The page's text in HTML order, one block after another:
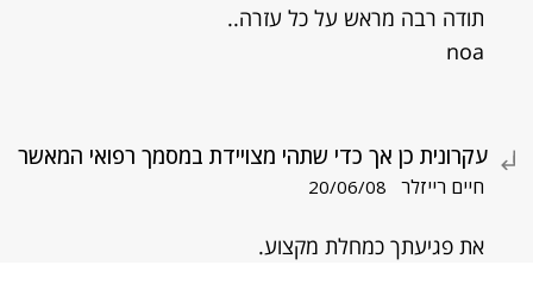
תודה רבה מראש על כל עזרה..
noa
עקרונית כן אך כדי שתהי מצויידת במסמך רפואי המאשר
חיים רייזלר 20/06/08
את פגיעתך כמחלת מקצוע.